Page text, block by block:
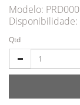
Modelo:
Disponibilidade:
Qtd